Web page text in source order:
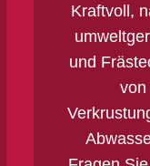
Kraftvoll,
und
von